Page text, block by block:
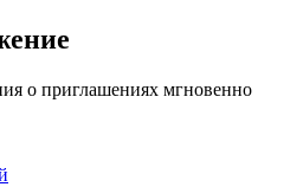
о приглашениях мгновенно